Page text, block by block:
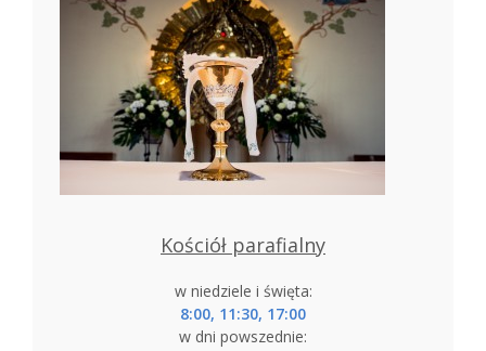
Kościół parafialny
w niedziele i święta:
8:00, 11:30, 17:00
w dni powszednie: